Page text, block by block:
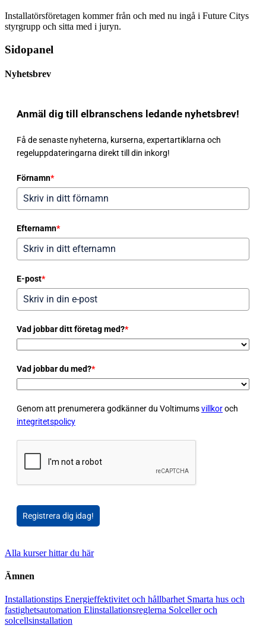
Installatörsföretagen kommer från och med nu ingå i Future Citys
styrgrupp och sitta med i juryn.
Sidopanel
Nyhetsbrev
Anmäl dig till elbranschens ledande nyhetsbrev!
Få de senaste nyheterna, kurserna, expertartiklarna och
regeluppdateringarna direkt till din inkorg!
Förnamn*
Efternamn*
E-post*
Vad jobbar ditt företag med?*
Vad jobbar du med?*
Genom att prenumerera godkänner du Voltimumsvillkoroch
integritetspolicy
Registrera dig idag!
Alla kurser hittar du här
Ämnen
Installationstips Energieffektivitet och hållbarhet Smarta hus och
fastighetsautomation Elinstallationsreglerna Solceller och
solcellsinstallation